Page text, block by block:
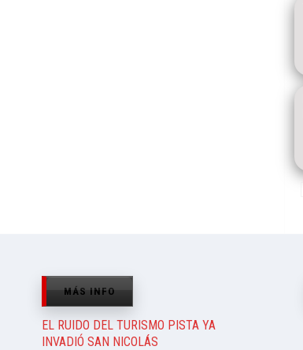
MÁS INFO
EL RUIDO DEL TURISMO PISTA YA
INVADIÓ SAN NICOLÁS